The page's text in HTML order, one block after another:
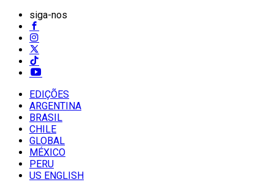
siga-nos
EDIÇÕES
ARGENTINA
BRASIL
CHILE
GLOBAL
MÉXICO
PERU
US ENGLISH